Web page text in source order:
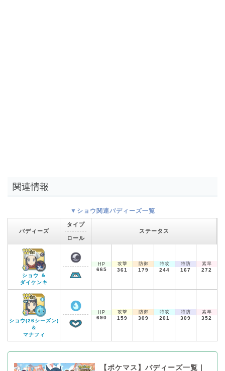
関連情報
▼ショウ関連バディーズ一覧
バディーズ
タイプ
ロール
ステータス
ショウ ＆
ダイケンキ
HP
665
攻撃
361
防御
179
特攻
244
特防
167
素早
272
ショウ(26シーズン)
＆
マナフィ
HP
690
攻撃
159
防御
309
特攻
201
特防
309
素早
352
【ポケマス】バディーズ一覧｜